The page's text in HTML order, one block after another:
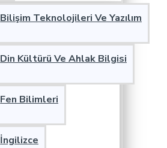
Bilişim Teknolojileri Ve Yazılım
Din Kültürü Ve Ahlak Bilgisi
Fen Bilimleri
İngilizce